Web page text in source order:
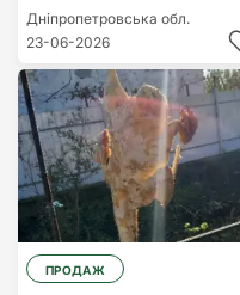
Дніпропетровська обл.
23-06-2026
ПРОДАЖ